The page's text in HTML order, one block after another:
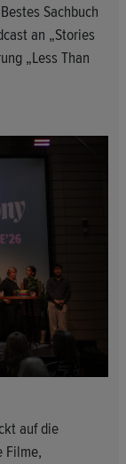
Sachbuch
an „Stories
„Less Than
auf die
Filme,